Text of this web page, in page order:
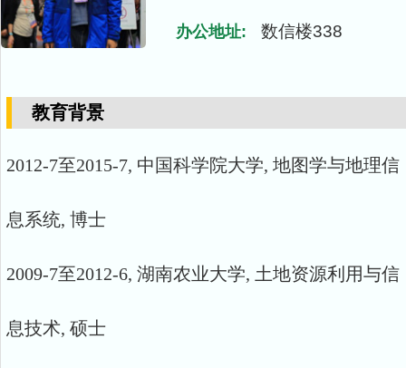
办公地址: 数信楼338
教育背景
2012-7至2015-7, 中国科学院大学, 地图学与地理信
息系统, 博士
2009-7至2012-6, 湖南农业大学, 土地资源利用与信
息技术, 硕士